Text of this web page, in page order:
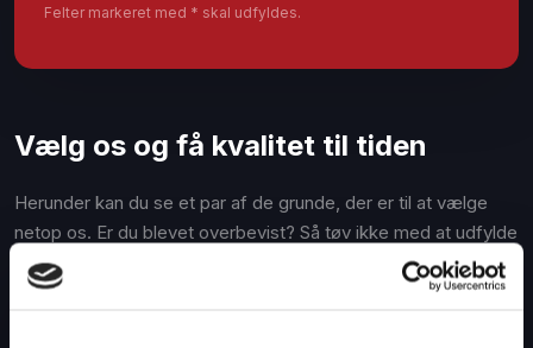
Felter markeret med * skal udfyldes.​
Vælg os og få kvalitet til tiden
Herunder kan du se et par af de grunde, der er til at vælge
netop os. Er du blevet overbevist? Så tøv ikke med at udfylde
kontaktformularen her på siden.